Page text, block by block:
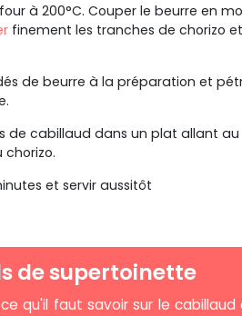
à 200°C. Couper le beurre en
finement les tranches de chorizo
de beurre à la préparation et
de cabillaud dans un plat allant
et servir aussitôt
de supertoinette
qu'il faut savoir sur le